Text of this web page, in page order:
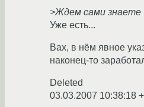
>Ждем сами знаете
Уже есть...
Вах, в нём явное
наконец-то
Deleted
03.03.2007 10:38:18